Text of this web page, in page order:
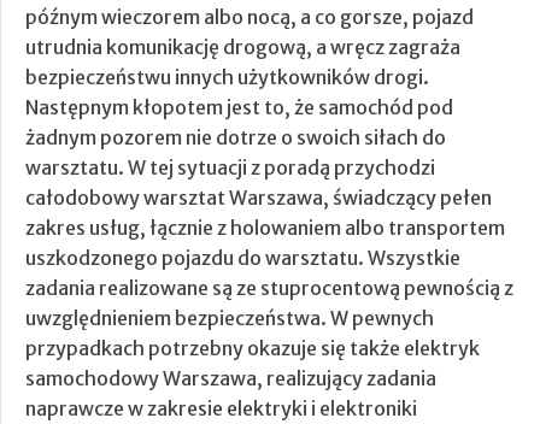
późnym wieczorem albo nocą, a co gorsze, pojazd
utrudnia komunikację drogową, a wręcz zagraża
bezpieczeństwu innych użytkowników drogi.
Następnym kłopotem jest to, że samochód pod
żadnym pozorem nie dotrze o swoich siłach do
warsztatu. W tej sytuacji z poradą przychodzi
całodobowy warsztat Warszawa, świadczący pełen
zakres usług, łącznie z holowaniem albo transportem
uszkodzonego pojazdu do warsztatu. Wszystkie
zadania realizowane są ze stuprocentową pewnością z
uwzględnieniem bezpieczeństwa. W pewnych
przypadkach potrzebny okazuje się także elektryk
samochodowy Warszawa, realizujący zadania
naprawcze w zakresie elektryki i elektroniki